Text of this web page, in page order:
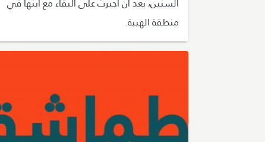
منطقة الهيبة.